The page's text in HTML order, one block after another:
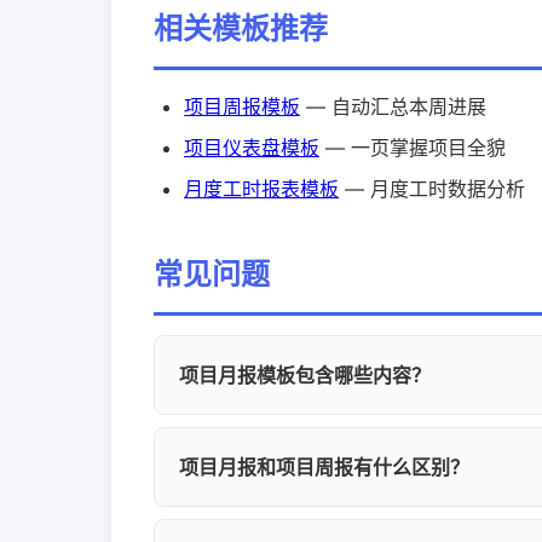
相关模板推荐
项目周报模板 — 自动汇总本周进展
项目仪表盘模板 — 一页掌握项目全貌
月度工时报表模板 — 月度工时数据分析
常见问题
项目月报模板包含哪些内容？
献、下月计划等完整内容，AI可自动生成。
项目月报和项目周报有什么区别？